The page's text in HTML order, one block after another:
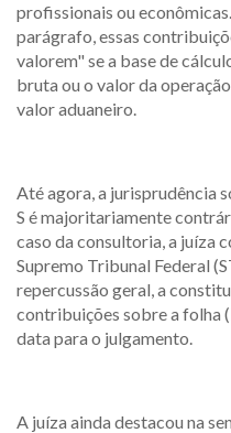
profissionais ou
parágrafo, essas
valorem" se a base de
bruta ou o valor da
valor aduaneiro.
Até agora, a jurisprudência
S é majoritariamente
caso da consultoria, a juíza
Supremo Tribunal Federal
repercussão geral, a
contribuições sobre a folha
data para o julgamento.
A juíza ainda destacou na